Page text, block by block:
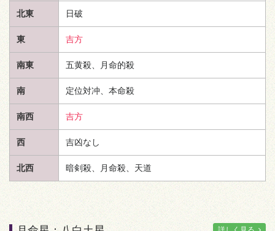
北東 日破
東 吉方
南東 五黄殺、月命的殺
南 定位対冲、本命殺
南西 吉方
西 吉凶なし
北西 暗剣殺、月命殺、 天道